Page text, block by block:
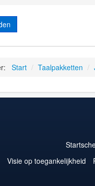
Start / Taalpakketten /
Visie op toegankelijkheid